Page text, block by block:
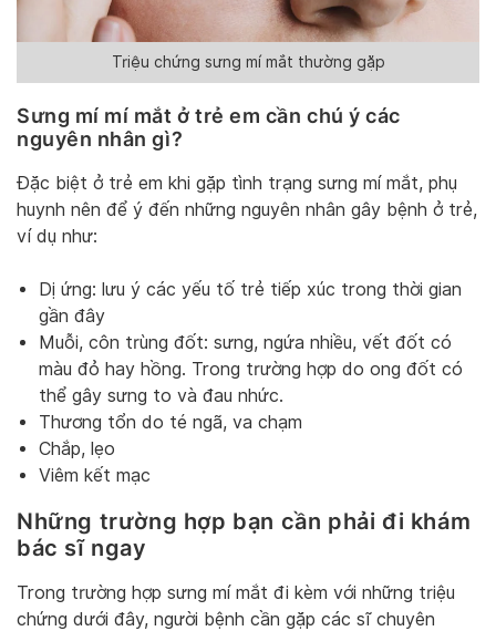
Triệu chứng sưng mí mắt thường gặp
Sưng mí mí mắt ở trẻ em cần chú ý các
nguyên nhân gì?
Đặc biệt ở trẻ em khi gặp tình trạng sưng mí mắt, phụ
huynh nên để ý đến những nguyên nhân gây bệnh ở trẻ,
ví dụ như:
Dị ứng: lưu ý các yếu tố trẻ tiếp xúc trong thời gian
gần đây
Muỗi, côn trùng đốt: sưng, ngứa nhiều, vết đốt có
màu đỏ hay hồng. Trong trường hợp do ong đốt có
thể gây sưng to và đau nhức.
Thương tổn do té ngã, va chạm
Chắp, lẹo
Viêm kết mạc
Những trường hợp bạn cần phải đi khám
bác sĩ ngay
Trong trường hợp sưng mí mắt đi kèm với những triệu
chứng dưới đây, người bệnh cần gặp các sĩ chuyên